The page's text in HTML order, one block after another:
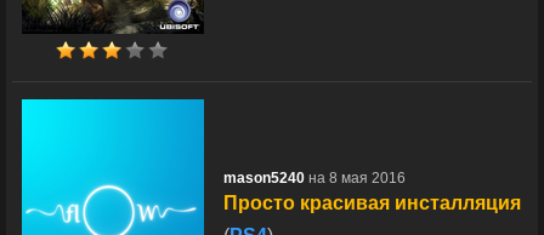
mason5240 на 8 мая 2016
Просто красивая инсталляция